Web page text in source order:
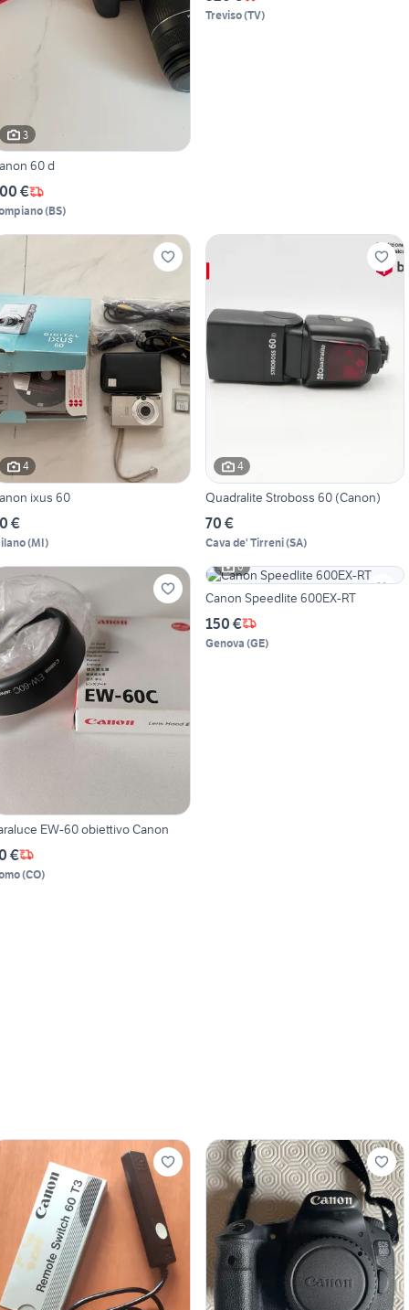
3
60 d
€
(BS)
Treviso(TV)
4
ixus 60
€
(MI)
4
Quadralite Stroboss 60 (Canon)
70 €
Cava de' Tirreni(SA)
EW-60 obiettivo Canon
€
(CO)
6
Canon Speedlite 600EX-RT
150 €
Genova (GE)